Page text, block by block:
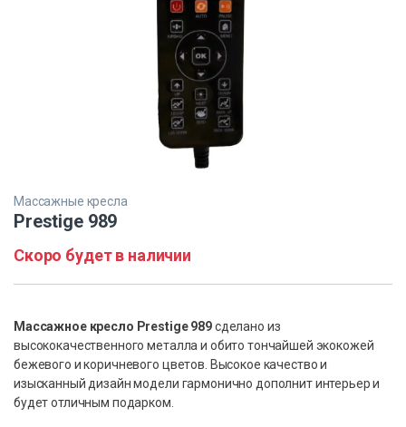
Массажные кресла
Prestige 989
Скоро будет в наличии
Массажное кресло Prestige 989сделано из
высококачественного металла и обито тончайшей экокожей
бежевого и коричневого цветов. Высокое качество и
изысканный дизайн модели гармонично дополнит интерьер и
будет отличным подарком.